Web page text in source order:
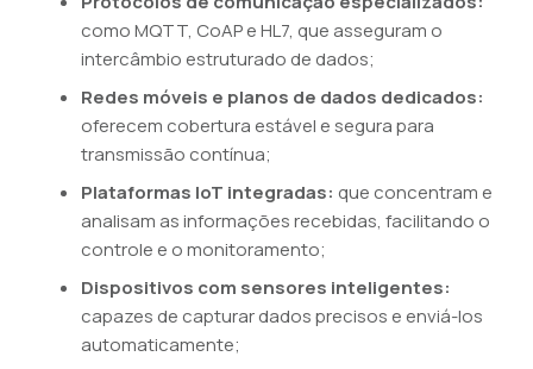
como MQTT, CoAP e HL7, que asseguram o
intercâmbio estruturado de dados;
Redes móveis e planos de dados dedicados:
oferecem cobertura estável e segura para
transmissão contínua;
Plataformas IoT integradas: que concentram e
analisam as informações recebidas, facilitando o
controle e o monitoramento;
Dispositivos com sensores inteligentes:
capazes de capturar dados precisos e enviá-los
automaticamente;